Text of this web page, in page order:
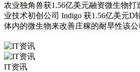
农业独角兽获1.56亿美元融资微生物打
业技术初创公司 Indigo 获1.56亿美元D
体内的微生物来改善庄稼的耐旱性该
IT资讯